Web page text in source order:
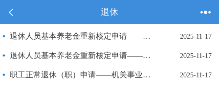
退休
2025-11-17
退休人员基本养老金重新核定申请——机关事业单位职工
2025-11-17
退休人员基本养老金重新核定申请——企业职工
2025-11-17
职工正常退休（职）申请——机关事业单位职工